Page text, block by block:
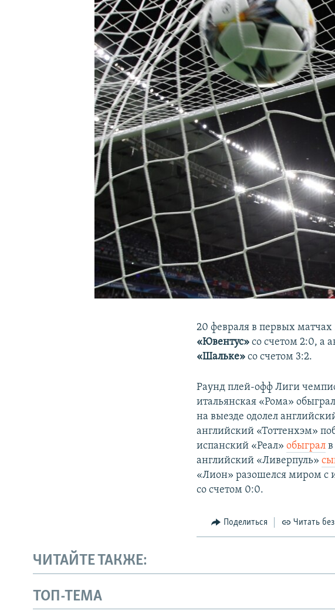
КРЫМ.НЕПОКОРЕННЫЙ
УКРАИНСКАЯ ПРОБЛЕМА КРЫМА
20 февраля в первых
«Ювентус» со счетом 2:0, а
«Шальке» со счетом 3:2.
Раунд плей-офф Лиги
итальянская «Рома»
на выезде одолел
английский «Тоттенхэм»
испанский «Реал»обыграл
английский «Ливерпуль»
«Лион» разошелся миром с
со счетом 0:0.
Поделиться Читать
ЧИТАЙТЕ ТАКЖЕ:
ТОП-ТЕМА